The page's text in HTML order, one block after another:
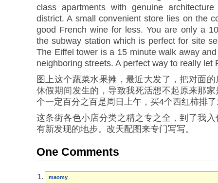
class apartments with genuine
district. A small convenient store lies on the
good French wine for less. You are only a
the subway station which is perfect for site
The Eiffel tower is a 15 minute walk away
neighboring streets. A perfect way to really let
图上这个蔬菜水果摊，最近大发了，把对面
休假期间发生的，导致我死活想不起原来那
个一定百分之百是周日上午，买4个西红柿排
这条街各色小店分类之精之专之全，到了我
有新发现的地步。改天配图来专门写写。
One Comments
maomy